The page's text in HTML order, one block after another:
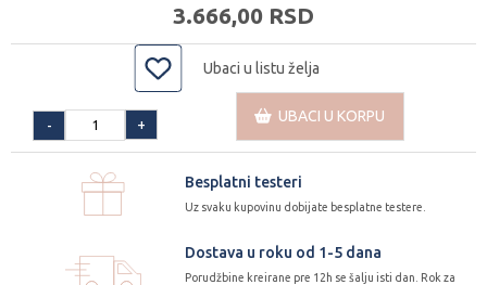
3.666,00 RSD
+
-
Ubaci u listu želja
UBACI U KORPU
Besplatni testeri
Uz svaku kupovinu dobijate besplatne testere.
Dostava u roku od 1-5 dana
Porudžbine kreirane pre 12h se šalju isti dan. Rok za